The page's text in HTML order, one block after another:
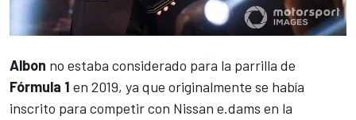
Albon no estaba considerado para la parrilla de
Fórmula 1 en 2019, ya que originalmente se había
inscrito para competir con Nissan e.dams en la